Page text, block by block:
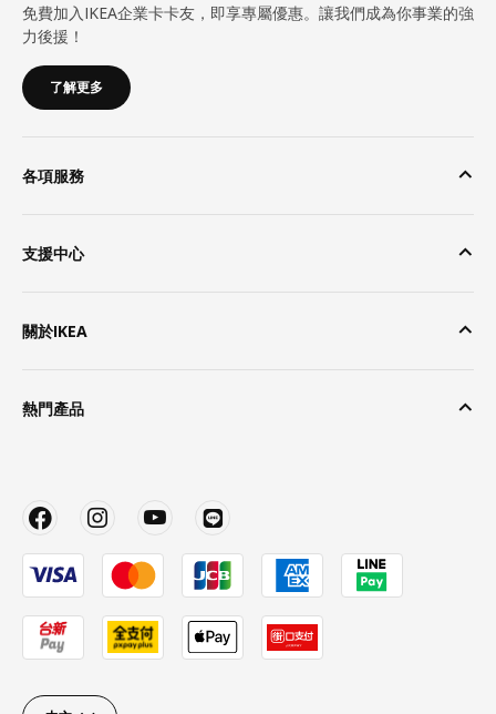
免費加入IKEA企業卡卡友，即享專屬優惠。讓我們成為你事業的強
力後援！
了解更多
各項服務
支援中心
關於IKEA
熱門產品